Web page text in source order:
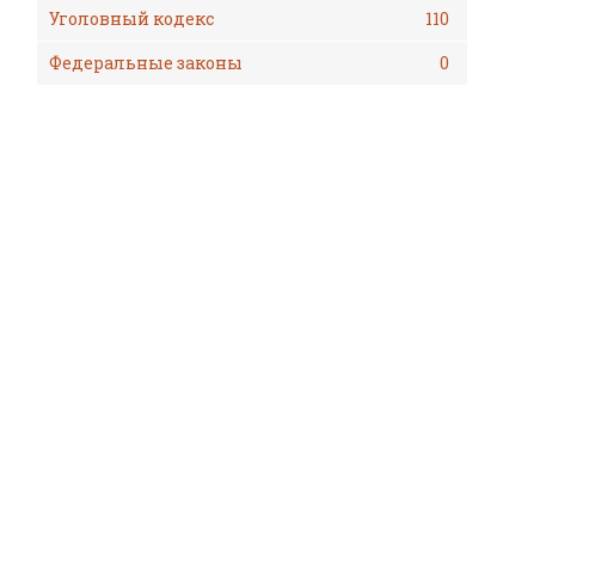
Уголовный кодекс
110
Федеральные законы
0